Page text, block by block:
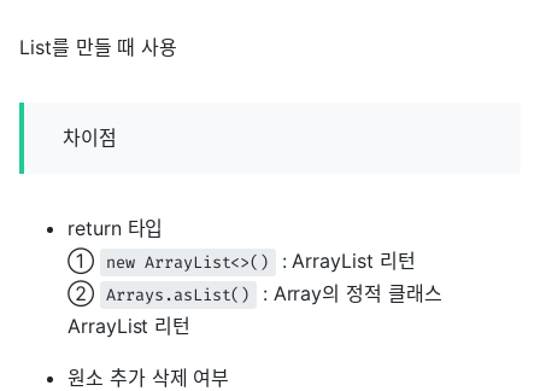
List를 만들 때 사용
차이점
return 타입
①
new ArrayList<>()
: ArrayList 리턴
②
Arrays.asList()
: Array의 정적 클래스
ArrayList 리턴
원소 추가 삭제 여부